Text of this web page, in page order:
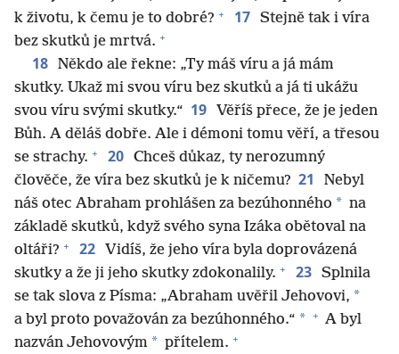
k životu, k čemu je to dobré? + 17 Stejně tak i víra
bez skutků je mrtvá. +
18 Někdo ale řekne: „Ty máš víru a já mám
skutky. Ukaž mi svou víru bez skutků a já ti ukážu
svou víru svými skutky.“ 19
Věříš přece, že je jeden
Bůh. A děláš dobře. Ale i démoni tomu věří, a třesou
se strachy. + 20 Chceš důkaz, ty nerozumný
člověče, že víra bez skutků je k ničemu? 21
Nebyl
náš otec Abraham prohlášen za bezúhonného * na
základě skutků, když svého syna Izáka obětoval na
oltáři? + 22
Vidíš, že jeho víra byla doprovázená
skutky a že ji jeho skutky zdokonalily. + 23 Splnila
se tak slova z Písma: „Abraham uvěřil Jehovovi, *
a byl proto považován za bezúhonného.“ * + A byl
nazván Jehovovým * přítelem. +